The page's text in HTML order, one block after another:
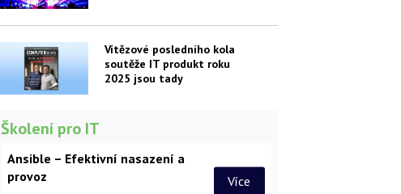
Vítězové posledního kola
soutěže IT produkt roku
2025 jsou tady
Školení pro IT
Ansible – Efektivní nasazení a
provoz
Více